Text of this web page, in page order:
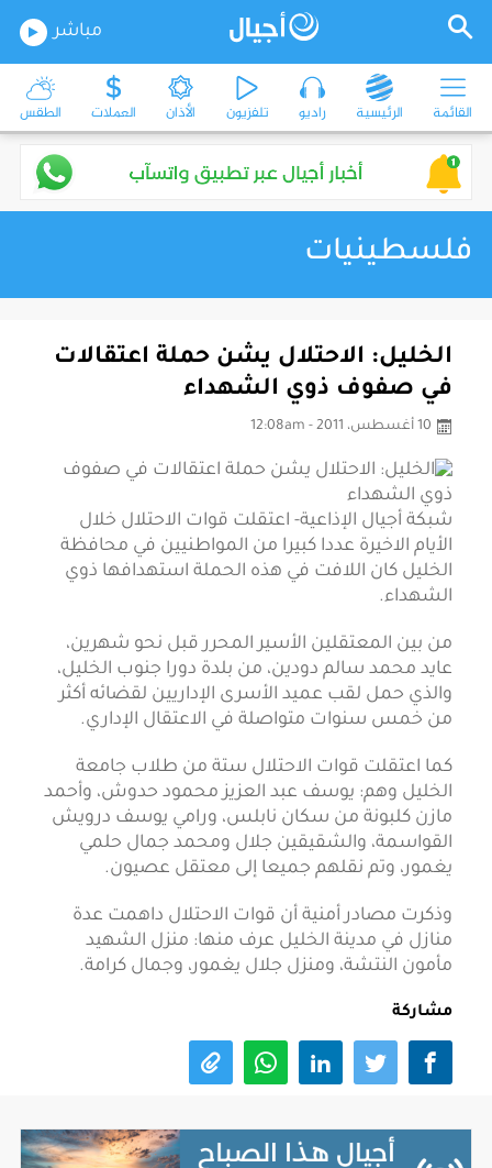
مباشر
القائمة الرئيسية راديو تلفزيون الأذان العملات الطقس
فلسطينيات
الخليل: الاحتلال يشن حملة اعتقالات
في صفوف ذوي الشهداء
10 أغسطس، 2011 - 12:08am
شبكة أجيال الإذاعية- اعتقلت قوات الاحتلال خلال
الأيام الاخيرة عددا كبيرا من المواطنيين في محافظة
الخليل كان اللافت في هذه الحملة استهدافها ذوي
الشهداء.
من بين المعتقلين الأسير المحرر قبل نحو شهرين،
عايد محمد سالم دودين، من بلدة دورا جنوب الخليل،
والذي حمل لقب عميد الأسرى الإداريين لقضائه أكثر
من خمس سنوات متواصلة في الاعتقال الإداري.
كما اعتقلت قوات الاحتلال ستة من طلاب جامعة
الخليل وهم: يوسف عبد العزيز محمود حدوش، وأحمد
مازن كلبونة من سكان نابلس، ورامي يوسف درويش
القواسمة، والشقيقين جلال ومحمد جمال حلمي
يغمور، وتم نقلهم جميعا إلى معتقل عصيون.
وذكرت مصادر أمنية أن قوات الاحتلال داهمت عدة
منازل في مدينة الخليل عرف منها: منزل الشهيد
مأمون النتشة، ومنزل جلال يغمور، وجمال كرامة.
مشاركة